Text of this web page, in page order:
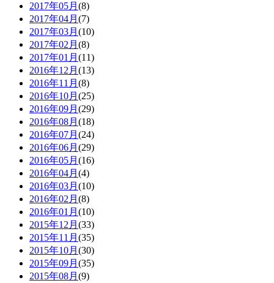
2017年05月 (8)
2017年04月 (7)
2017年03月 (10)
2017年02月 (8)
2017年01月 (11)
2016年12月 (13)
2016年11月 (8)
2016年10月 (25)
2016年09月 (29)
2016年08月 (18)
2016年07月 (24)
2016年06月 (29)
2016年05月 (16)
2016年04月 (4)
2016年03月 (10)
2016年02月 (8)
2016年01月 (10)
2015年12月 (33)
2015年11月 (35)
2015年10月 (30)
2015年09月 (35)
2015年08月 (9)